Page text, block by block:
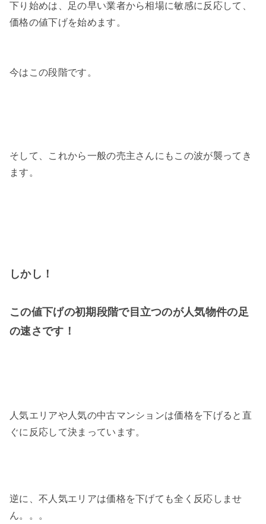
下り始めは、足の早い業者から相場に敏感に反応して、
価格の値下げを始めます。
今はこの段階です。
そして、これから一般の売主さんにもこの波が襲ってき
ます。
しかし！
この値下げの初期段階で目立つのが人気物件の足
の速さです！
人気エリアや人気の中古マンションは価格を下げると直
ぐに反応して決まっています。
逆に、不人気エリアは価格を下げても全く反応しませ
ん。。。